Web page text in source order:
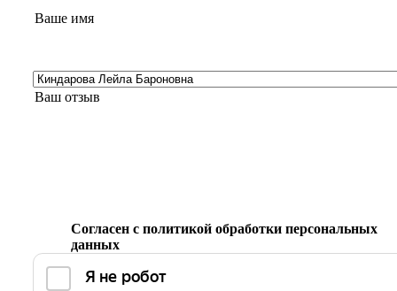
Согласен с политикой обработки персональных
данных